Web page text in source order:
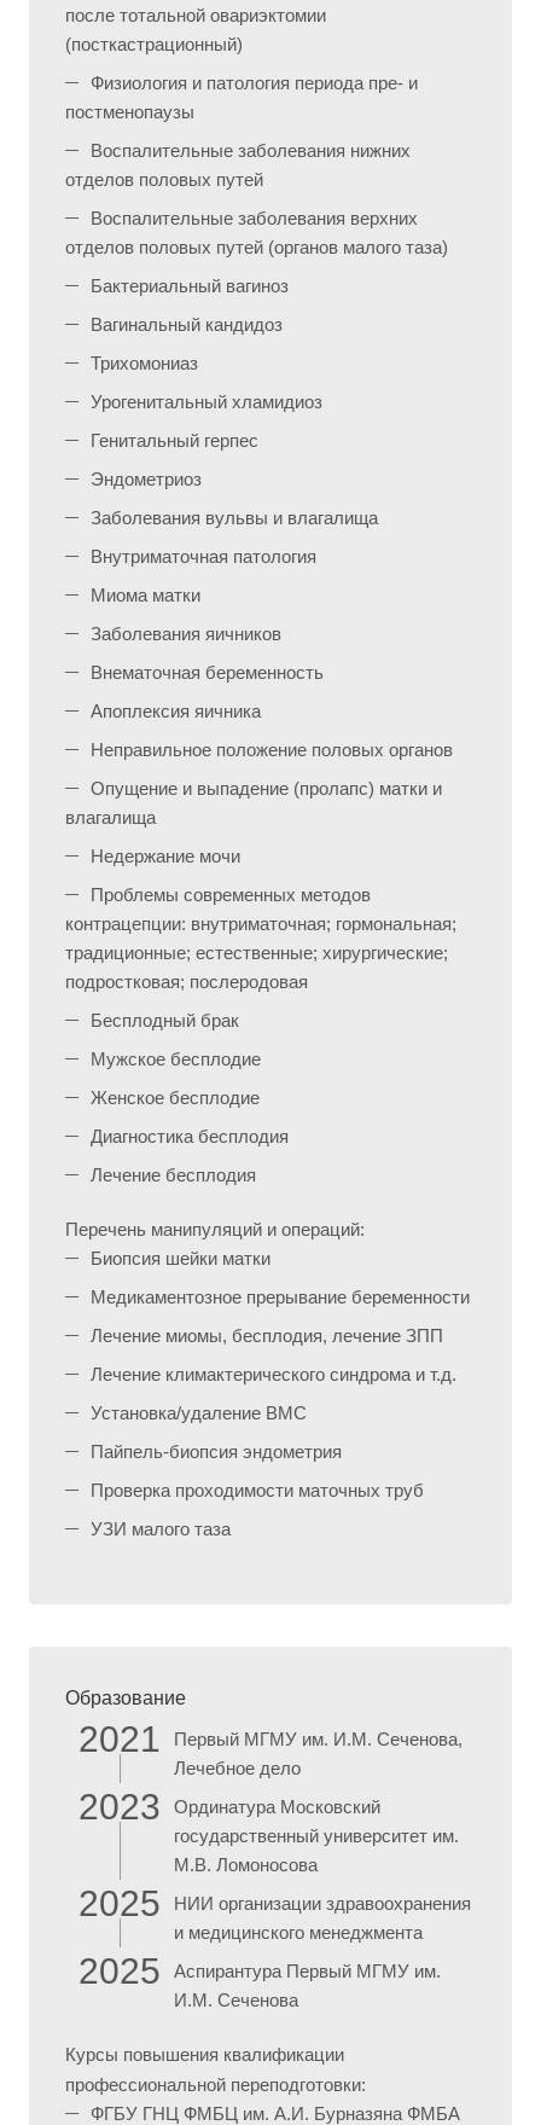
после тотальной овариэктомии
(посткастрационный)
Физиология и патология периода пре- и
постменопаузы
Воспалительные заболевания нижних
отделов половых путей
Воспалительные заболевания верхних
отделов половых путей (органов малого таза)
Бактериальный вагиноз
Вагинальный кандидоз
Трихомониаз
Урогенитальный хламидиоз
Генитальный герпес
Эндометриоз
Заболевания вульвы и влагалища
Внутриматочная патология
Миома матки
Заболевания яичников
Внематочная беременность
Апоплексия яичника
Неправильное положение половых органов
Опущение и выпадение (пролапс) матки и
влагалища
Недержание мочи
Проблемы современных методов
контрацепции: внутриматочная; гормональная;
традиционные; естественные; хирургические;
подростковая; послеродовая
Бесплодный брак
Мужское бесплодие
Женское бесплодие
Диагностика бесплодия
Лечение бесплодия
Перечень манипуляций и операций:
Биопсия шейки матки
Медикаментозное прерывание беременности
Лечение миомы, бесплодия, лечение ЗПП
Лечение климактерического синдрома и т.д.
Установка/удаление ВМС
Пайпель-биопсия эндометрия
Проверка проходимости маточных труб
УЗИ малого таза
Образование
2021
Первый МГМУ им. И.М. Сеченова,
Лечебное дело
2023
Ординатура Московский
государственный университет им.
М.В. Ломоносова
2025
НИИ организации здравоохранения
и медицинского менеджмента
2025
Аспирантура Первый МГМУ им.
И.М. Сеченова
Курсы повышения квалификации
профессиональной переподготовки:
ФГБУ ГНЦ ФМБЦ им. А.И. Бурназяна ФМБА